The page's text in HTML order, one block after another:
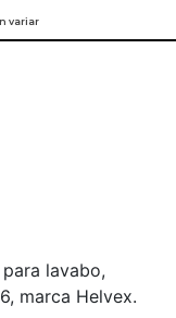
variar
lavabo,
marca Helvex.